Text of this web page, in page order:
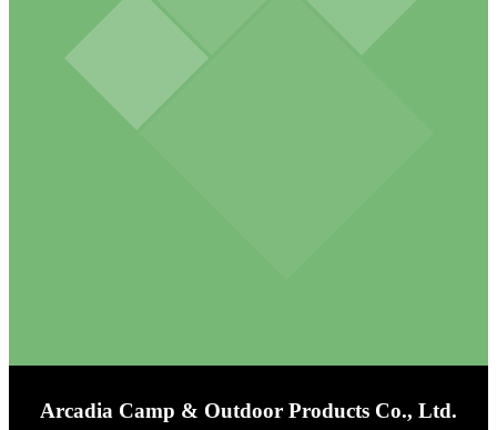
Arcadia Camp & Outdoor Products Co., Ltd.